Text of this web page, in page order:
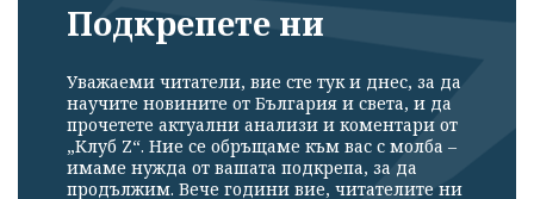
Подкрепете ни
Уважаеми читатели, вие сте тук и днес, за да
научите новините от България и света, и да
прочетете актуални анализи и коментари от
„Клуб Z“. Ние се обръщаме към вас с молба –
имаме нужда от вашата подкрепа, за да
продължим. Вече години вие, читателите ни